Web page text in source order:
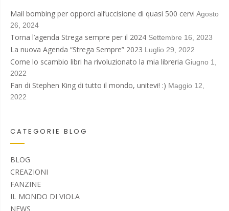
Mail bombing per opporci all’uccisione di quasi 500 cervi Agosto
26, 2024
Torna l’agenda Strega sempre per il 2024 Settembre 16, 2023
La nuova Agenda “Strega Sempre” 2023 Luglio 29, 2022
Come lo scambio libri ha rivoluzionato la mia libreria Giugno 1,
2022
Fan di Stephen King di tutto il mondo, unitevi! :) Maggio 12,
2022
CATEGORIE BLOG
BLOG
CREAZIONI
FANZINE
IL MONDO DI VIOLA
NEWS